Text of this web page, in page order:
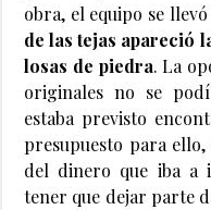
obra, el equipo se
de las tejas apareció
losas de piedra. La
originales no se
estaba previsto
presupuesto para
del dinero que iba a
tener que dejar parte